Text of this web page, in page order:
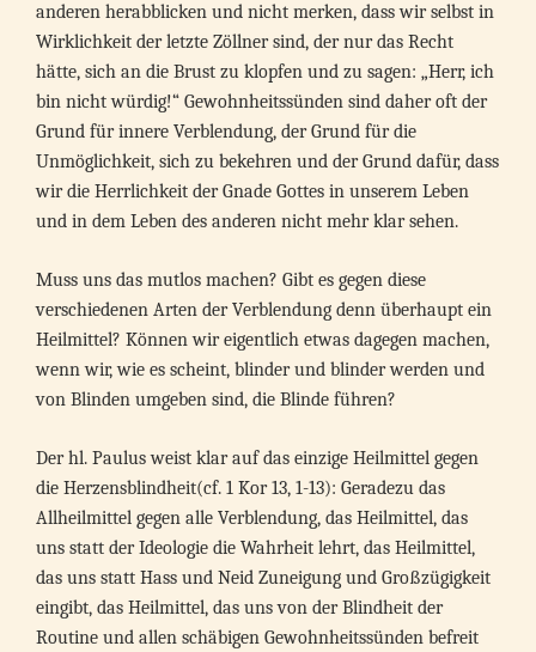
anderen herabblicken und nicht merken, dass wir selbst in
Wirklichkeit der letzte Zöllner sind, der nur das Recht
hätte, sich an die Brust zu klopfen und zu sagen: „Herr, ich
bin nicht würdig!“ Gewohnheitssünden sind daher oft der
Grund für innere Verblendung, der Grund für die
Unmöglichkeit, sich zu bekehren und der Grund dafür, dass
wir die Herrlichkeit der Gnade Gottes in unserem Leben
und in dem Leben des anderen nicht mehr klar sehen.
Muss uns das mutlos machen? Gibt es gegen diese
verschiedenen Arten der Verblendung denn überhaupt ein
Heilmittel? Können wir eigentlich etwas dagegen machen,
wenn wir, wie es scheint, blinder und blinder werden und
von Blinden umgeben sind, die Blinde führen?
Der hl. Paulus weist klar auf das einzige Heilmittel gegen
die Herzensblindheit(cf. 1 Kor 13, 1-13): Geradezu das
Allheilmittel gegen alle Verblendung, das Heilmittel, das
uns statt der Ideologie die Wahrheit lehrt, das Heilmittel,
das uns statt Hass und Neid Zuneigung und Großzügigkeit
eingibt, das Heilmittel, das uns von der Blindheit der
Routine und allen schäbigen Gewohnheitssünden befreit